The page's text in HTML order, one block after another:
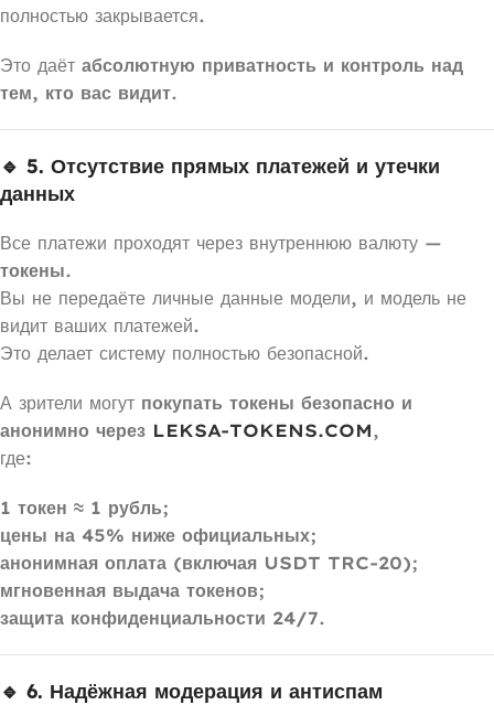
полностью закрывается.
Это даёт абсолютную приватность и контроль над
тем, кто вас видит.
🔹 5. Отсутствие прямых платежей и утечки
данных
Все платежи проходят через внутреннюю валюту —
токены.
Вы не передаёте личные данные модели, и модель не
видит ваших платежей.
Это делает систему полностью безопасной.
А зрители могут покупать токены безопасно и
анонимно через LEKSA-TOKENS.COM,
где:
1 токен ≈ 1 рубль;
цены на 45% ниже официальных;
анонимная оплата (включая USDT TRC-20);
мгновенная выдача токенов;
защита конфиденциальности 24/7.
🔹 6. Надёжная модерация и антиспам